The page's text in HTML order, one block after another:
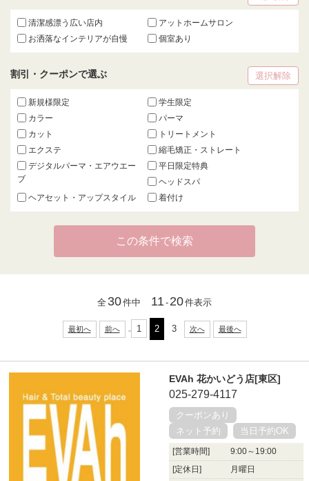
清潔感漂う広い店内
アットホームサロン
お洒落なインテリアが自慢
個室あり
割引・クーポンで選ぶ 選択解除
新規様限定
学生限定
カラー
パーマ
カット
トリートメント
エクステ
縮毛矯正・ストレート
デジタルパーマ・エアウエー
ブ
平日限定特典
ヘッドスパ
ヘアセット・アップスタイル
着付け
全 30件中 11 - 20件表示
最初へ 前へ 1 2 3 次へ 最後へ
EVAh 花かいどう店[東区]
025-279-4117
クーポンあり
ネット予約
当日予約OK
[営業時間]
9:00～19:00
[定休日]
月曜日